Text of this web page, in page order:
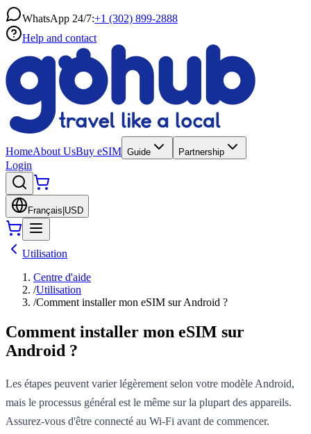
WhatsApp 24/7:+1 (302) 899-2888
Help and contact
HomeAbout UsBuy eSIM Guide Partnership
Login
Français USD
Utilisation
Centre d'aide
/Utilisation
/Comment installer mon eSIM sur Android ?
Comment installer mon eSIM sur
Android ?
Les étapes peuvent varier légèrement selon votre modèle Android,
mais le processus général est le même sur la plupart des appareils.
Assurez-vous d'être connecté au Wi-Fi avant de commencer.